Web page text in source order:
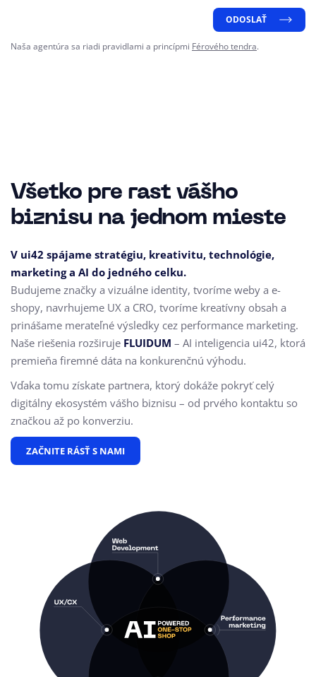
ODOSLAŤ
Naša agentúra sa riadi pravidlami a princípmi Férového tendra.
Všetko pre rast vášho
biznisu na jednom mieste
V ui42 spájame stratégiu, kreativitu, technológie,
marketing a AI do jedného celku.
Budujeme značky a vizuálne identity, tvoríme weby a e-
shopy, navrhujeme UX a CRO, tvoríme kreatívny obsah a
prinášame merateľné výsledky cez performance marketing.
Naše riešenia rozširuje FLUIDUM – AI inteligencia ui42, ktorá
premieňa firemné dáta na konkurenčnú výhodu.
Vďaka tomu získate partnera, ktorý dokáže pokryť celý
digitálny ekosystém vášho biznisu – od prvého kontaktu so
značkou až po konverziu.
ZAČNITE RÁSŤ S NAMI